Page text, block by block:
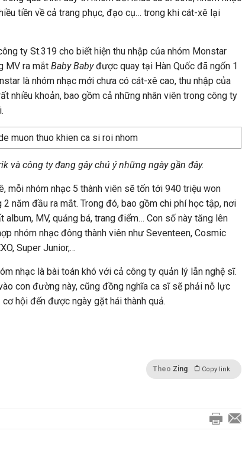
tiền về cả trang phục, đạo cụ… trong khi cát-xê lại
ty St.319 cho biết hiện thu nhập của nhóm Monstar
MV ra mắt Baby Babyđược quay tại Hàn Quốc đã ngốn 1
là nhóm nhạc mới chưa có cát-xê cao, thu nhập của
nhiều khoản, bao gồm cả những nhân viên trong công ty
và công ty đang gây chú ý những ngày gần đây.
mỗi nhóm nhạc 5 thành viên sẽ tốn tới 940 triệu won
năm đầu ra mắt. Trong đó, bao gồm chi phí học tập, nơi
album, MV, quảng bá, trang điểm… Con số này tăng lên
nhóm nhạc đông thành viên như Seventeen, Cosmic
Super Junior,…
nhạc là bài toán khó với cả công ty quản lý lẫn nghệ sĩ.
con đường này, cũng đồng nghĩa ca sĩ sẽ phải nỗ lực
hội đến được ngày gặt hái thành quả.
Theo Zing Copy link